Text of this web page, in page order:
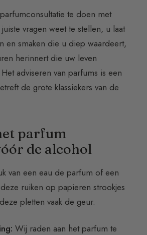
te doen met
vragen weet te stellen, u laat
en smaken die u diep waardeert,
herinnert die uw leven
adviseren van parfums is een
de grote klassiekers van de
parfum
de alcohol
van een eau de parfum of een
ruiken op papieren strookjes
pletten vaak de geur.
Wij raden aan het parfum te